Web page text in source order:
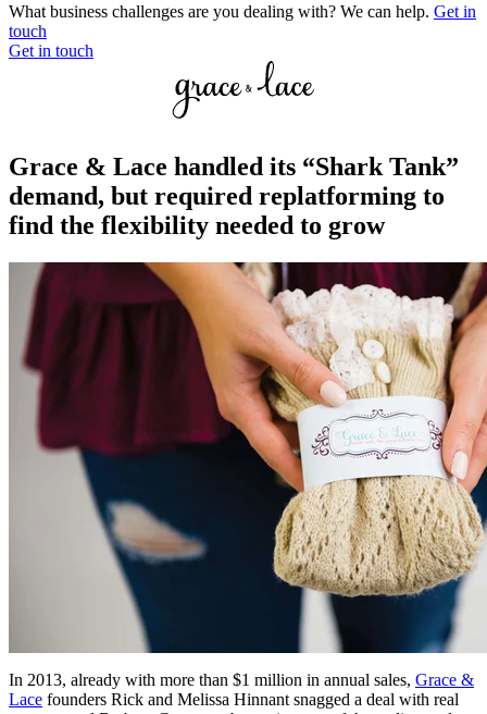
What business challenges are you dealing with? We can help. Get in
touch
Get in touch
Grace & Lace handled its “Shark Tank”
demand, but required replatforming to
find the flexibility needed to grow
In 2013, already with more than $1 million in annual sales, Grace &
Lace founders Rick and Melissa Hinnant snagged a deal with real